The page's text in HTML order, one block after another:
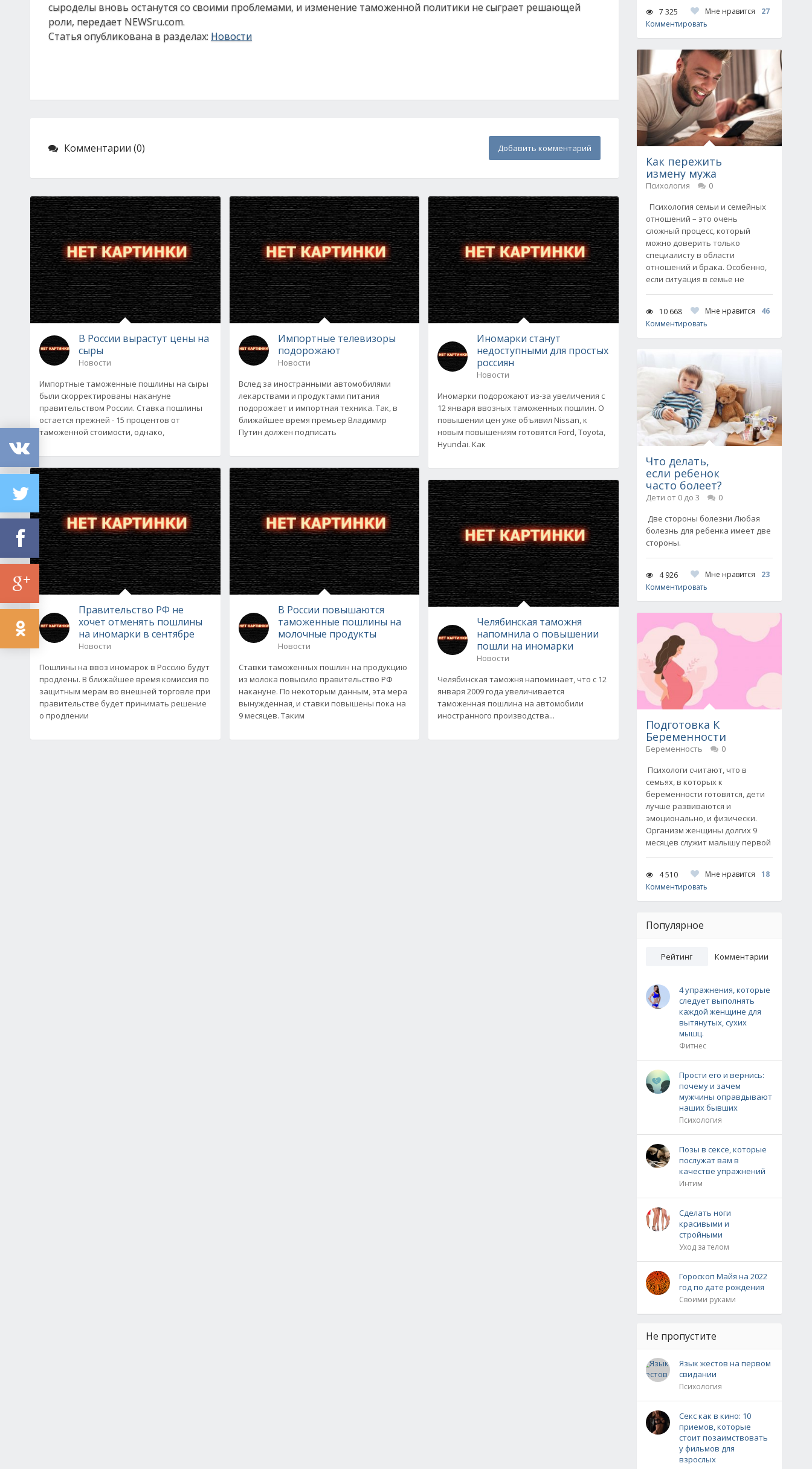
сыроделы вновь останутся со своими проблемами, и изменение таможенной политики не сыграет решающей
роли, передает NEWSru.com.
Статья опубликована в разделах: Новости
Комментарии (0) Добавить комментарий
В России вырастут цены на
сыры
Новости
Импортные таможенные пошлины на сыры
были скорректированы накануне
правительством России. Ставка пошлины
остается прежней - 15 процентов от
таможенной стоимости, однако,
Правительство РФ не
хочет отменять пошлины
на иномарки в сентябре
Новости
Пошлины на ввоз иномарок в Россию будут
продлены. В ближайшее время комиссия по
защитным мерам во внешней торговле при
правительстве будет принимать решение
о продлении
Импортные телевизоры
подорожают
Новости
Вслед за иностранными автомобилями
лекарствами и продуктами питания
подорожает и импортная техника. Так, в
ближайшее время премьер Владимир
Путин должен подписать
В России повышаются
таможенные пошлины на
молочные продукты
Новости
Ставки таможенных пошлин на продукцию
из молока повысило правительство РФ
накануне. По некоторым данным, эта мера
вынужденная, и ставки повышены пока на
9 месяцев. Таким
Иномарки станут
недоступными для простых
россиян
Новости
Иномарки подорожают из-за увеличения с
12 января ввозных таможенных пошлин. О
повышении цен уже объявил Nissan, к
новым повышениям готовятся Ford, Toyota,
Hyundai. Как
Челябинская таможня
напомнила о повышении
пошли на иномарки
Новости
Челябинская таможня напоминает, что с 12
января 2009 года увеличивается
таможенная пошлина на автомобили
иностранного производства...
7 325 Мне нравится
27
Комментировать
Как пережить
измену мужа
Психология
0
Психология семьи и семейных
отношений – это очень
сложный процесс, который
можно доверить только
специалисту в области
отношений и брака. Особенно,
если ситуация в семье не
10 668 Мне нравится
46
Комментировать
Что делать,
если ребенок
часто болеет?
Дети от 0 до 3
0
Две стороны болезни Любая
болезнь для ребенка имеет две
стороны.
4 926 Мне нравится
23
Комментировать
Подготовка К
Беременности
Беременность
0
Психологи считают, что в
семьях, в которых к
беременности готовятся, дети
лучше развиваются и
эмоционально, и физически.
Организм женщины долгих 9
месяцев служит малышу первой
4 510 Мне нравится
18
Комментировать
Популярное
Рейтинг Комментарии
4 упражнения, которые
следует выполнять
каждой женщине для
вытянутых, сухих
мышц.
Фитнес
Прости его и вернись:
почему и зачем
мужчины оправдывают
наших бывших
Психология
Позы в сексе, которые
послужат вам в
качестве упражнений
Интим
Сделать ноги
красивыми и
стройными
Уход за телом
Гороскоп Майя на 2022
год по дате рождения
Своими руками
Не пропустите
Язык жестов на первом
свидании
Психология
Секс как в кино: 10
приемов, которые
стоит позаимствовать
у фильмов для
взрослых